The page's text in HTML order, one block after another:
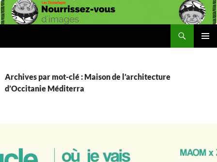
Aller
au
Archives par mot-clé : Maison de l’architecture
d’Occitanie Méditerra